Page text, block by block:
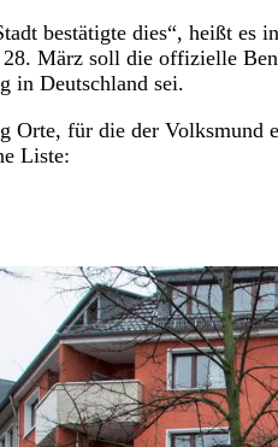
bestätigte dies“, heißt
März soll die offizielle
in Deutschland sei.
Orte, für die der Volksmund
Liste: